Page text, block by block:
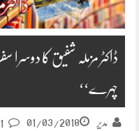
ڈاکٹر مزملہ شفیق کا دوسرا
چہرے‘‘
مدیر 01/03/2018